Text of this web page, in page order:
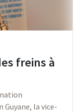
freins à
la vice-